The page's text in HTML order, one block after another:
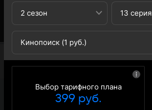
2 сезон 13 серия
Кинопоиск (1 руб.)
Выбор тарифного плана
399 руб.